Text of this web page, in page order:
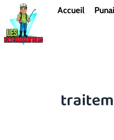
contenu
Accueil